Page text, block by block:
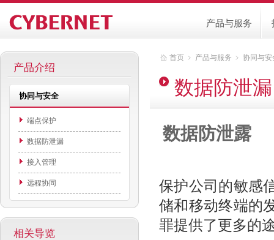
产品与服务
产品介绍
协同与安全
端点保护
数据防泄漏
接入管理
远程协同
相关导览
首页 ﹥ 产品与服务 ﹥ 协同与安
数据防泄漏
数据防泄露
保护公司的敏感
储和移动终端的
罪提供了更多的